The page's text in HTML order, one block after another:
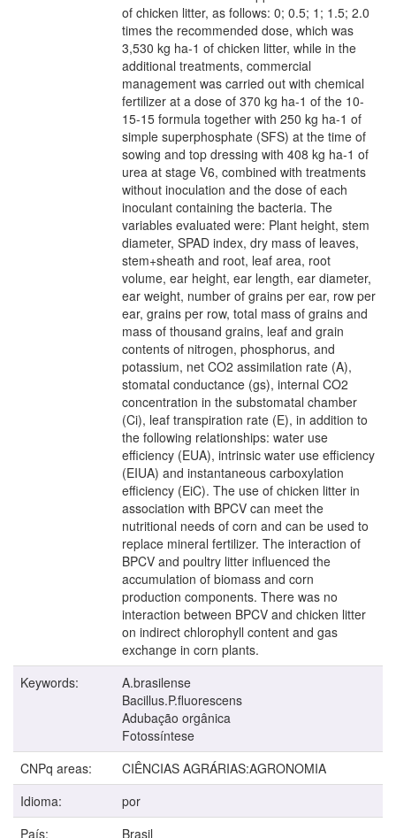
of chicken litter, as follows: 0; 0.5; 1; 1.5; 2.0
times the recommended dose, which was
3,530 kg ha-1 of chicken litter, while in the
additional treatments, commercial
management was carried out with chemical
fertilizer at a dose of 370 kg ha-1 of the 10-
15-15 formula together with 250 kg ha-1 of
simple superphosphate (SFS) at the time of
sowing and top dressing with 408 kg ha-1 of
urea at stage V6, combined with treatments
without inoculation and the dose of each
inoculant containing the bacteria. The
variables evaluated were: Plant height, stem
diameter, SPAD index, dry mass of leaves,
stem+sheath and root, leaf area, root
volume, ear height, ear length, ear diameter,
ear weight, number of grains per ear, row per
ear, grains per row, total mass of grains and
mass of thousand grains, leaf and grain
contents of nitrogen, phosphorus, and
potassium, net CO2 assimilation rate (A),
stomatal conductance (gs), internal CO2
concentration in the substomatal chamber
(Ci), leaf transpiration rate (E), in addition to
the following relationships: water use
efficiency (EUA), intrinsic water use efficiency
(EIUA) and instantaneous carboxylation
efficiency (EiC). The use of chicken litter in
association with BPCV can meet the
nutritional needs of corn and can be used to
replace mineral fertilizer. The interaction of
BPCV and poultry litter influenced the
accumulation of biomass and corn
production components. There was no
interaction between BPCV and chicken litter
on indirect chlorophyll content and gas
exchange in corn plants.
Keywords:
A.brasilense
Bacillus.P.fluorescens
Adubação orgânica
Fotossíntese
CNPq areas:
CIÊNCIAS AGRÁRIAS:AGRONOMIA
Idioma:
por
País:
Brasil